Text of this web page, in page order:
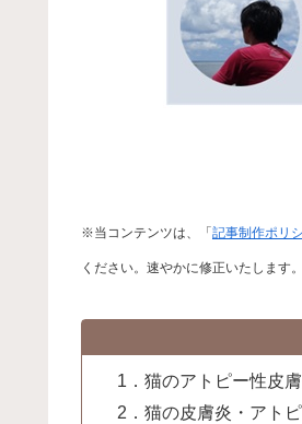
※当コンテンツは、「 記事制作ポリ
ください。速やかに修正いたします。
1．猫のアトピー性皮
2．猫の皮膚炎・アト